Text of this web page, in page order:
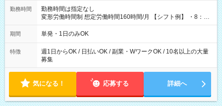
勤務時間
勤務時間は指定なし
変形労働時間制 想定労働時間160時間/月 【シフト例】 ・8：00
～21：00
期間 単発・1日のみOK
特徴
週1日からOK / 日払いOK / 副業・WワークOK / 10名以上の大量
募集
気になる！ 応募する 詳細へ